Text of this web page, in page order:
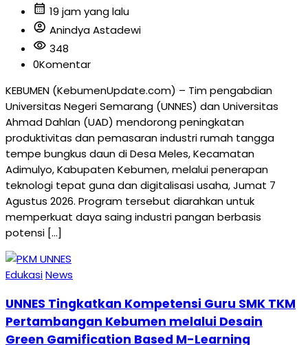
calendar_month 19 jam yang lalu
account_circle Anindya Astadewi
visibility 348
0Komentar
KEBUMEN (KebumenUpdate.com) – Tim pengabdian
Universitas Negeri Semarang (UNNES) dan Universitas
Ahmad Dahlan (UAD) mendorong peningkatan
produktivitas dan pemasaran industri rumah tangga
tempe bungkus daun di Desa Meles, Kecamatan
Adimulyo, Kabupaten Kebumen, melalui penerapan
teknologi tepat guna dan digitalisasi usaha, Jumat 7
Agustus 2026. Program tersebut diarahkan untuk
memperkuat daya saing industri pangan berbasis
potensi […]
EdukasiNews
UNNES Tingkatkan Kompetensi Guru SMK TKM
Pertambangan Kebumen melalui Desain
Green Gamification Based M-Learning